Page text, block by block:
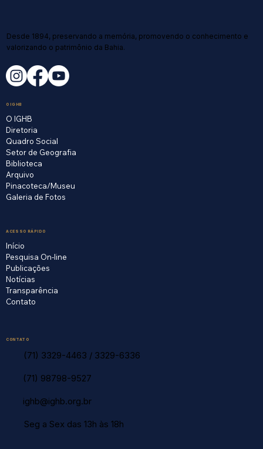
Desde 1894, preservando a memória, promovendo o conhecimento e
valorizando o patrimônio da Bahia.
O IGHB
O IGHB
Diretoria
Quadro Social
Setor de Geografia
Biblioteca
Arquivo
Pinacoteca/Museu
Galeria de Fotos
ACESSO RÁPIDO
Início
Pesquisa On-line
Publicações
Notícias
Transparência
Contato
CONTATO
(71) 3329-4463 / 3329-6336
(71) 98798-9527
ighb@ighb.org.br
Seg a Sex das 13h às 18h